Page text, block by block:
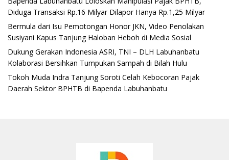
Diduga Transaksi Rp.16 Milyar Dilapor Hanya Rp.1,25 Milyar
‎Bermula dari Isu Pemotongan Honor JKN, Video Penolakan
Susiyani Kapus Tanjung Haloban Heboh di Media Sosial‎‎‎‎
‎Dukung Gerakan Indonesia ASRI, TNI – DLH Labuhanbatu
Kolaborasi Bersihkan Tumpukan Sampah di Bilah Hulu
‎Tokoh Muda Indra Tanjung Soroti Celah Kebocoran Pajak
Daerah Sektor BPHTB di Bapenda Labuhanbatu